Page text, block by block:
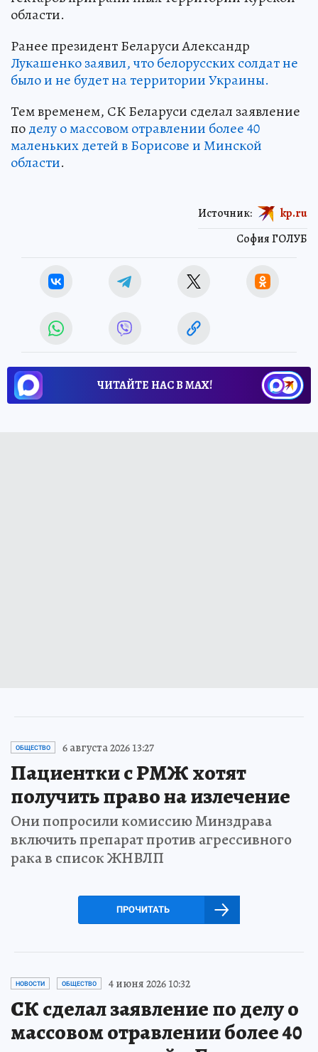
области.
Ранее президент Беларуси Александр
Лукашенко заявил, что белорусских солдат не
было и не будет на территории Украины.
Тем временем, СК Беларуси сделал заявление
поделу о массовом отравлении более 40
маленьких детей в Борисове и Минской
области.
София ГОЛУБ
Источник: kp.ru
ЧИТАЙТЕ НАС В МАХ!
ОБЩЕСТВО 6 августа 2026 13:27
Пациентки с РМЖ хотят
получить право на излечение
Они попросили комиссию Минздрава
включить препарат против агрессивного
рака в список ЖНВЛП
ПРОЧИТАТЬ
НОВОСТИ ОБЩЕСТВО 4 июня 2026 10:32
СК сделал заявление по делу о
массовом отравлении более 40